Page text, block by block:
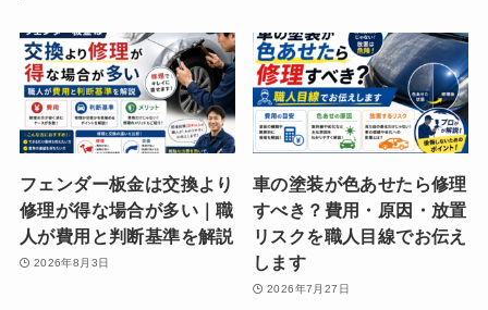
フェンダー板金は交換より
修理が得な場合が多い｜職
人が費用と判断基準を解説
2026年8月3日
車の塗装が色あせたら修理
すべき？費用・原因・放置
リスクを職人目線でお伝え
します
2026年7月27日